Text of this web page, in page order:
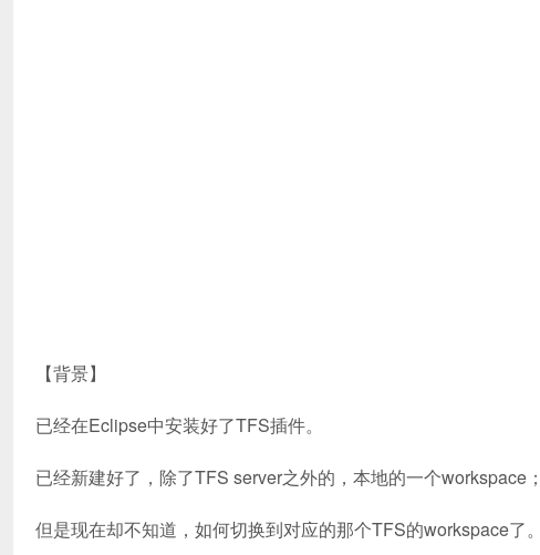
【背景】
已经在Eclipse中安装好了TFS插件。
已经新建好了，除了TFS server之外的，本地的一个workspace；
但是现在却不知道，如何切换到对应的那个TFS的workspace了。